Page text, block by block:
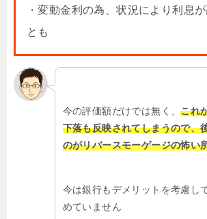
・変動金利の為、状況により利息
とも
今の評価額だけでは無く、これ
下落も反映されてしまうので、
のがリバースモーゲージの怖い
今は銀行もデメリットを考慮し
めていません